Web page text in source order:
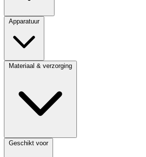
Apparatuur
Materiaal & verzorging
Geschikt voor